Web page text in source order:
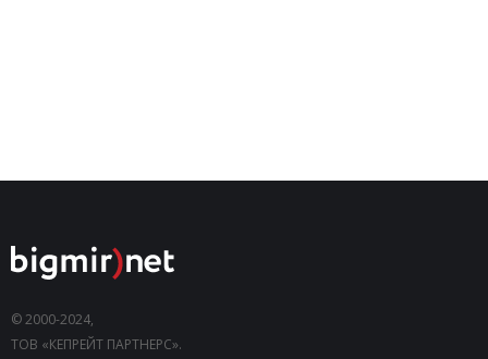
© 2000-2024,
ТОВ «КЕПРЕЙТ ПАРТНЕРС».